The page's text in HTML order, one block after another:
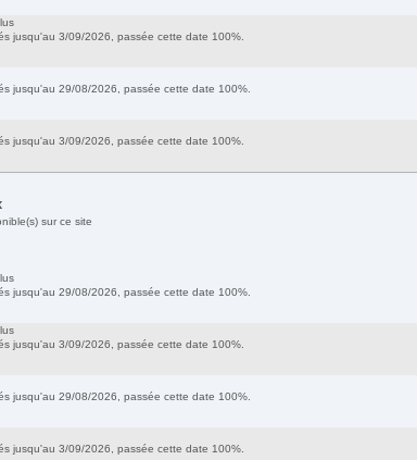
jusqu'au 3/09/2026, passée cette date 100%.
jusqu'au 29/08/2026, passée cette date 100%.
jusqu'au 3/09/2026, passée cette date 100%.
sur ce site
jusqu'au 29/08/2026, passée cette date 100%.
jusqu'au 3/09/2026, passée cette date 100%.
jusqu'au 29/08/2026, passée cette date 100%.
jusqu'au 3/09/2026, passée cette date 100%.